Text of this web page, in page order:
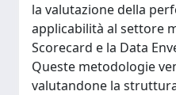
la valutazione della
applicabilità al settore
Scorecard e la Data
Queste metodologie
valutandone la